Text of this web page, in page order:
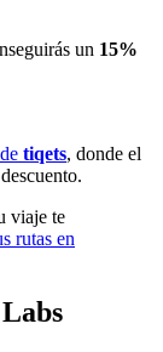
un 15%
tiqets, donde el
viaje te
rutas en